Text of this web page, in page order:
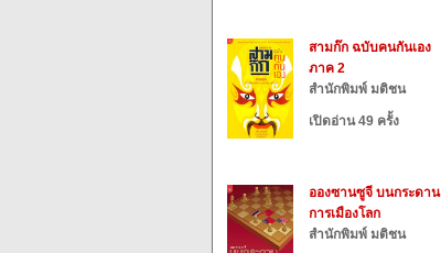
สามก๊ก ฉบับคนกันเอง
ภาค 2
สำนักพิมพ์ มติชน
เปิดอ่าน 49 ครั้ง
อองซานซูจี บนกระดาน
การเมืองโลก
สำนักพิมพ์ มติชน